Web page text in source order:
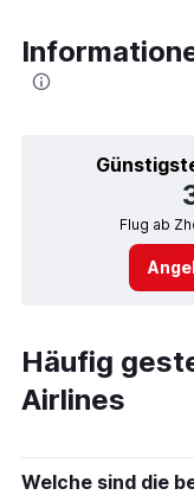
Flug ab
Häufig
Airlines
Welche sind die